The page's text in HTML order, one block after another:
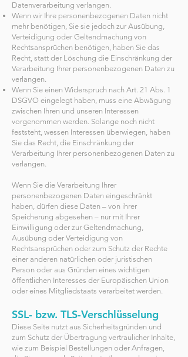
Datenverarbeitung verlangen.
Wenn wir Ihre personenbezogenen Daten nicht
mehr benötigen, Sie sie jedoch zur Ausübung,
Verteidigung oder Geltendmachung von
Rechtsansprüchen benötigen, haben Sie das
Recht, statt der Löschung die Einschränkung der
Verarbeitung Ihrer personenbezogenen Daten zu
verlangen.
Wenn Sie einen Widerspruch nach Art. 21 Abs. 1
DSGVO eingelegt haben, muss eine Abwägung
zwischen Ihren und unseren Interessen
vorgenommen werden. Solange noch nicht
feststeht, wessen Interessen überwiegen, haben
Sie das Recht, die Einschränkung der
Verarbeitung Ihrer personenbezogenen Daten zu
verlangen.
Wenn Sie die Verarbeitung Ihrer
personenbezogenen Daten eingeschränkt
haben, dürfen diese Daten – von ihrer
Speicherung abgesehen – nur mit Ihrer
Einwilligung oder zur Geltendmachung,
Ausübung oder Verteidigung von
Rechtsansprüchen oder zum Schutz der Rechte
einer anderen natürlichen oder juristischen
Person oder aus Gründen eines wichtigen
öffentlichen Interesses der Europäischen Union
oder eines Mitgliedstaats verarbeitet werden.
SSL- bzw. TLS-Verschlüsselung
Diese Seite nutzt aus Sicherheitsgründen und
zum Schutz der Übertragung vertraulicher Inhalte,
wie zum Beispiel Bestellungen oder Anfragen,